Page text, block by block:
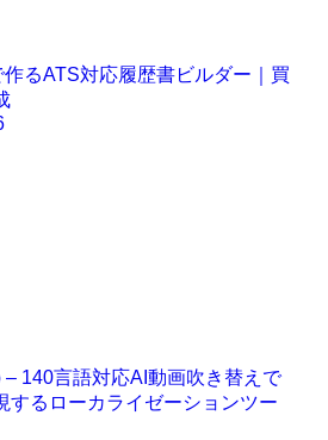
作るATS対応履歴書ビルダー｜買
140言語対応AI動画吹き替えで
するローカライゼーションツー